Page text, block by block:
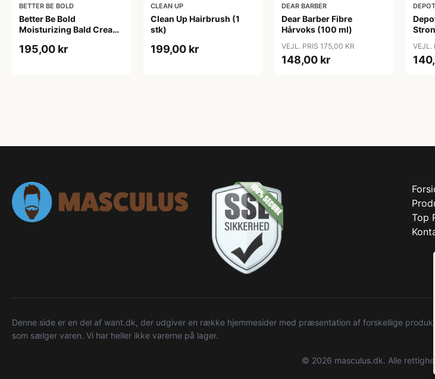
BETTER BE BOLD
Better Be Bold
Moisturizing Bald Cream
195,00 kr
CLEAN UP
Clean Up Hairbrush (1
stk)
199,00 kr
DEAR BARBER
Dear Barber Fibre
Hårvoks (100 ml)
VEJL. PRIS 175,00 KR
148,00 kr
DEPOT
VEJL.
Top
Denne side er en del af want.dk, der udgiver en række hjemmesider med præsentation af forskellige
som sælger varen. Vi har heller ikke varerne på lager.
© 2026 masculus.dk. Alle